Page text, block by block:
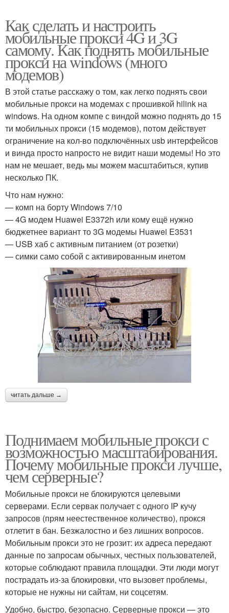
Как сделать и настроить
мобильные прокси 4G и 3G
самому. Как поднять мобильные
прокси на windows (много
модемов)
В этой статье расскажу о том, как легко поднять свои
мобильные прокси на модемах с прошивкой hilink на
windows. На одном компе с виндой можно поднять до 15
ти мобильных прокси (15 модемов), потом действует
ограничение на кол-во подключённых usb интерфейсов
и винда просто напросто не видит наши модемы! Но это
нам не мешает, ведь мы можем масштабиться, купив
несколько ПК.
Что нам нужно:
— комп на борту Windows 7/10
— 4G модем Huawei E3372h или кому ещё нужно
бюджетнее вариант то 3G модемы Huawei E3531
— USB хаб с активным питанием (от розетки)
— симки само собой с активированным инетом
читать дальше →
Поднимаем мобильные прокси с
возможностью масштабирования.
Почему мобильные прокси лучше,
чем серверные?
Мобильные прокси не блокируются целевыми
серверами. Если сервак получает с одного IP кучу
запросов (прям неестественное количество), прокся
отлетит в бан. Безжалостно и без лишних вопросов.
Мобильным прокси это не грозит: их адреса передают
данные по запросам обычных, честных пользователей,
которые соблюдают правила площадки. Эти люди могут
пострадать из-за блокировки, что вызовет проблемы,
которые не нужны ни сайтам, ни соцсетям.
Удобно, быстро, безопасно. Серверные прокси — это